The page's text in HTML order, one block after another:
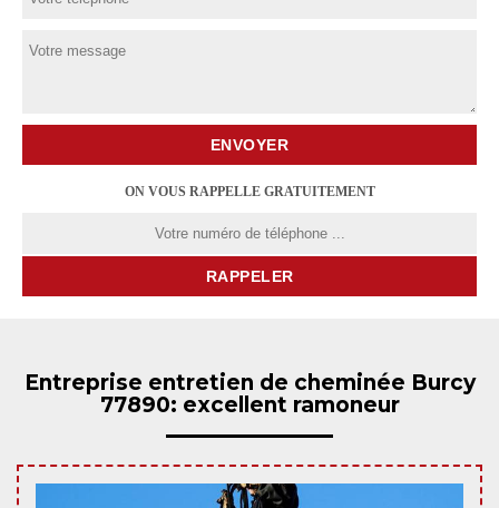
ON VOUS RAPPELLE GRATUITEMENT
Entreprise entretien de cheminée Burcy
77890: excellent ramoneur